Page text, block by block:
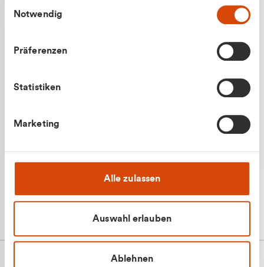
gesammelt haben.
Notwendig
Präferenzen
Statistiken
Marketing
Alle zulassen
Auswahl erlauben
Ablehnen